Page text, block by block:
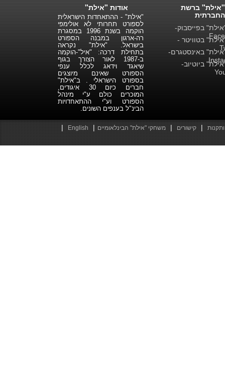
אודות "אילת"
"אילת" - ההתאחדות הישראלית
לספורט תחרותי לא אולימפי
הוקמה בשנת 1996 במסגרת
רה-ארגון במבנה הספורט
בישראל. "אילת" נקראה
בתחילת דרכה: "איל"-הוקמה
ב-1987 לאור הצורך בגוף
שיאגד וידאג לכלל ענפי
הספורט שאינם מיוצגים
בספורט הישראלי . ב"אילת"
חברים כיום 30 איגודים,
המוכרים כולם ע"י מינהל
הספורט וע"י ההתאחדויות
הבינ"ל בענפים השונים.
"אילת" ברשת
החברתית
בפייסבוק-
בטוויטר -
באינסטגרם-
ביוטיוב-
| קישורים | משחקי "אילת" הבינלאומיים |
English
|